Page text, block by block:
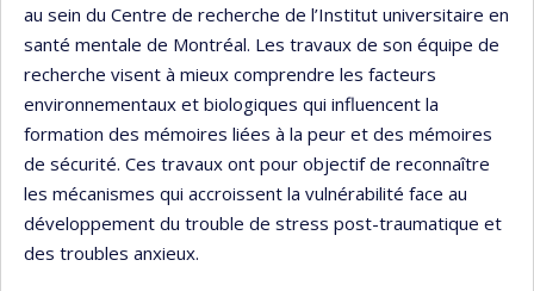
au sein du Centre de recherche de l’Institut universitaire en
santé mentale de Montréal. Les travaux de son équipe de
recherche visent à mieux comprendre les facteurs
environnementaux et biologiques qui influencent la
formation des mémoires liées à la peur et des mémoires
de sécurité. Ces travaux ont pour objectif de reconnaître
les mécanismes qui accroissent la vulnérabilité face au
développement du trouble de stress post-traumatique et
des troubles anxieux.